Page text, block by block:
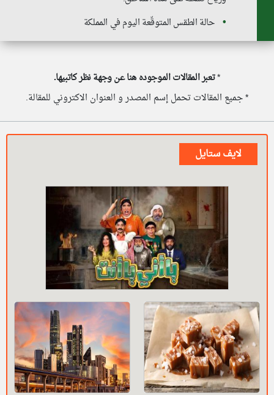
حالة الطقس المتوقّعة اليوم في المملكة
*تعبر المقالات الموجوده هنا عن وجهة نظر كاتبيها.
* جميع المقالات تحمل إسم المصدر و العنوان الاكتروني للمقالة.
لايف ستايل